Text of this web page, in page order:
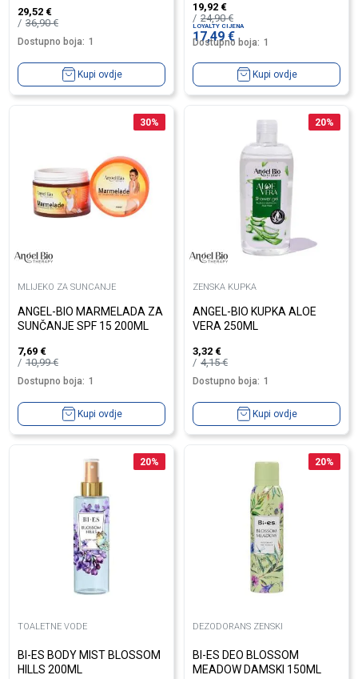
29,52 €
36,90€
Dostupno boja: 1
Kupi ovdje
19,92 €
24,90€
LOYALTY CIJENA
17,49€
Dostupno boja: 1
Kupi ovdje
30%
MLIJEKO ZA SUNCANJE
ANGEL-BIO MARMELADA ZA
SUNČANJE SPF 15 200ML
7,69 €
10,99€
Dostupno boja: 1
Kupi ovdje
20%
ZENSKA KUPKA
ANGEL-BIO KUPKA ALOE
VERA 250ML
3,32 €
4,15€
Dostupno boja: 1
Kupi ovdje
20%
TOALETNE VODE
BI-ES BODY MIST BLOSSOM
HILLS 200ML
20%
DEZODORANS ZENSKI
BI-ES DEO BLOSSOM
MEADOW DAMSKI 150ML